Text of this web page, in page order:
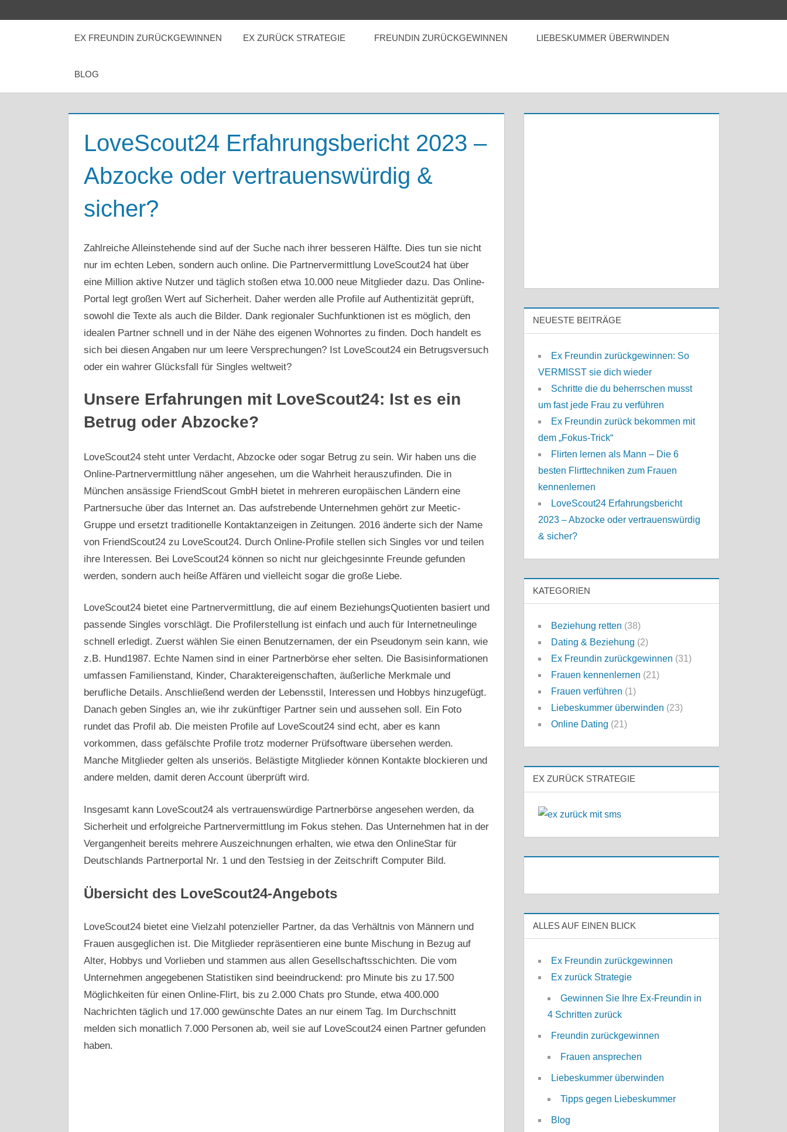
EX FREUNDIN ZURÜCKGEWINNEN EX ZURÜCK STRATEGIE FREUNDIN ZURÜCKGEWINNEN LIEBESKUMMER ÜBERWINDEN
BLOG
LoveScout24 Erfahrungsbericht 2023 –
Abzocke oder vertrauenswürdig &
sicher?
Zahlreiche Alleinstehende sind auf der Suche nach ihrer besseren Hälfte. Dies tun sie nicht
nur im echten Leben, sondern auch online. Die Partnervermittlung LoveScout24 hat über
eine Million aktive Nutzer und täglich stoßen etwa 10.000 neue Mitglieder dazu. Das Online-
Portal legt großen Wert auf Sicherheit. Daher werden alle Profile auf Authentizität geprüft,
sowohl die Texte als auch die Bilder. Dank regionaler Suchfunktionen ist es möglich, den
idealen Partner schnell und in der Nähe des eigenen Wohnortes zu finden. Doch handelt es
sich bei diesen Angaben nur um leere Versprechungen? Ist LoveScout24 ein Betrugsversuch
oder ein wahrer Glücksfall für Singles weltweit?
Unsere Erfahrungen mit LoveScout24: Ist es ein
Betrug oder Abzocke?
LoveScout24 steht unter Verdacht, Abzocke oder sogar Betrug zu sein. Wir haben uns die
Online-Partnervermittlung näher angesehen, um die Wahrheit herauszufinden. Die in
München ansässige FriendScout GmbH bietet in mehreren europäischen Ländern eine
Partnersuche über das Internet an. Das aufstrebende Unternehmen gehört zur Meetic-
Gruppe und ersetzt traditionelle Kontaktanzeigen in Zeitungen. 2016 änderte sich der Name
von FriendScout24 zu LoveScout24. Durch Online-Profile stellen sich Singles vor und teilen
ihre Interessen. Bei LoveScout24 können so nicht nur gleichgesinnte Freunde gefunden
werden, sondern auch heiße Affären und vielleicht sogar die große Liebe.
LoveScout24 bietet eine Partnervermittlung, die auf einem BeziehungsQuotienten basiert und
passende Singles vorschlägt. Die Profilerstellung ist einfach und auch für Internetneulinge
schnell erledigt. Zuerst wählen Sie einen Benutzernamen, der ein Pseudonym sein kann, wie
z.B. Hund1987. Echte Namen sind in einer Partnerbörse eher selten. Die Basisinformationen
umfassen Familienstand, Kinder, Charaktereigenschaften, äußerliche Merkmale und
berufliche Details. Anschließend werden der Lebensstil, Interessen und Hobbys hinzugefügt.
Danach geben Singles an, wie ihr zukünftiger Partner sein und aussehen soll. Ein Foto
rundet das Profil ab. Die meisten Profile auf LoveScout24 sind echt, aber es kann
vorkommen, dass gefälschte Profile trotz moderner Prüfsoftware übersehen werden.
Manche Mitglieder gelten als unseriös. Belästigte Mitglieder können Kontakte blockieren und
andere melden, damit deren Account überprüft wird.
Insgesamt kann LoveScout24 als vertrauenswürdige Partnerbörse angesehen werden, da
Sicherheit und erfolgreiche Partnervermittlung im Fokus stehen. Das Unternehmen hat in der
Vergangenheit bereits mehrere Auszeichnungen erhalten, wie etwa den OnlineStar für
Deutschlands Partnerportal Nr. 1 und den Testsieg in der Zeitschrift Computer Bild.
Übersicht des LoveScout24-Angebots
LoveScout24 bietet eine Vielzahl potenzieller Partner, da das Verhältnis von Männern und
Frauen ausgeglichen ist. Die Mitglieder repräsentieren eine bunte Mischung in Bezug auf
Alter, Hobbys und Vorlieben und stammen aus allen Gesellschaftsschichten. Die vom
Unternehmen angegebenen Statistiken sind beeindruckend: pro Minute bis zu 17.500
Möglichkeiten für einen Online-Flirt, bis zu 2.000 Chats pro Stunde, etwa 400.000
Nachrichten täglich und 17.000 gewünschte Dates an nur einem Tag. Im Durchschnitt
melden sich monatlich 7.000 Personen ab, weil sie auf LoveScout24 einen Partner gefunden
haben.
NEUESTE BEITRÄGE
Ex Freundin zurückgewinnen: So
VERMISST sie dich wieder
Schritte die du beherrschen musst
um fast jede Frau zu verführen
Ex Freundin zurück bekommen mit
dem „Fokus-Trick“
Flirten lernen als Mann – Die 6
besten Flirttechniken zum Frauen
kennenlernen
LoveScout24 Erfahrungsbericht
2023 – Abzocke oder vertrauenswürdig
& sicher?
KATEGORIEN
Beziehung retten (38)
Dating & Beziehung (2)
Ex Freundin zurückgewinnen (31)
Frauen kennenlernen (21)
Frauen verführen (1)
Liebeskummer überwinden (23)
Online Dating (21)
EX ZURÜCK STRATEGIE
ALLES AUF EINEN BLICK
Ex Freundin zurückgewinnen
Ex zurück Strategie
Gewinnen Sie Ihre Ex-Freundin in
4 Schritten zurück
Freundin zurückgewinnen
Frauen ansprechen
Liebeskummer überwinden
Tipps gegen Liebeskummer
Blog